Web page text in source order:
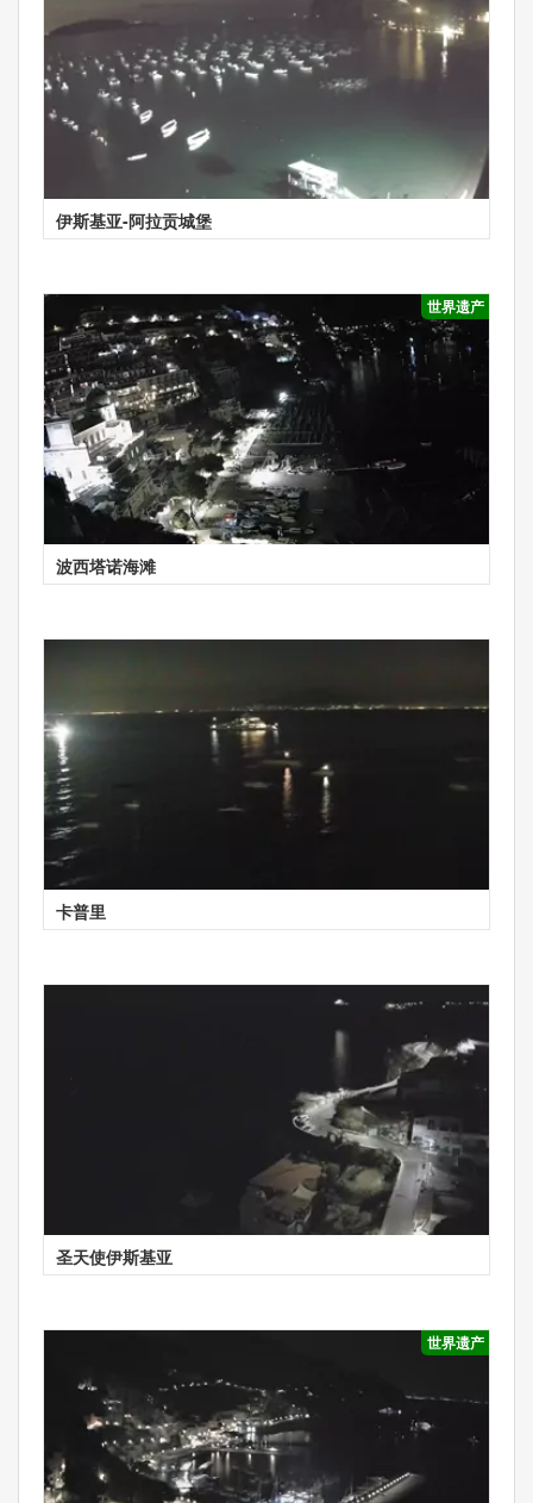
伊斯基亚-阿拉贡城堡
世界遗产
波西塔诺海滩
卡普里
圣天使伊斯基亚
世界遗产